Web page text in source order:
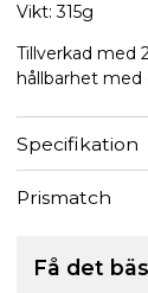
Vikt: 315g
Tillverkad med
hållbarhet med
Specifikation
Prismatch
Få det